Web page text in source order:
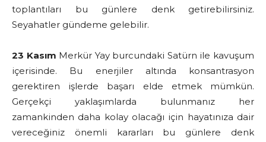
toplantıları bu günlere denk getirebilirsiniz.
Seyahatler gündeme gelebilir.
23 Kasım Merkür Yay burcundaki Satürn ile kavuşum
içerisinde. Bu enerjiler altında konsantrasyon
gerektiren işlerde başarı elde etmek mümkün.
Gerçekçi yaklaşımlarda bulunmanız her
zamankinden daha kolay olacağı için hayatınıza dair
vereceğiniz önemli kararları bu günlere denk